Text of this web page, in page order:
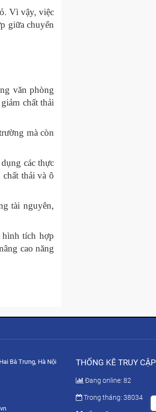
Vì vậy, việc
giữa chuyển
văn phòng
chất thải
mà còn
các thực
thải và ô
tài nguyên,
hình tích hợp
cao năng
Bà Trưng, Hà Nội THỐNG KÊ TRUY CẬP
Đang online: 82
Trong tháng: 38034